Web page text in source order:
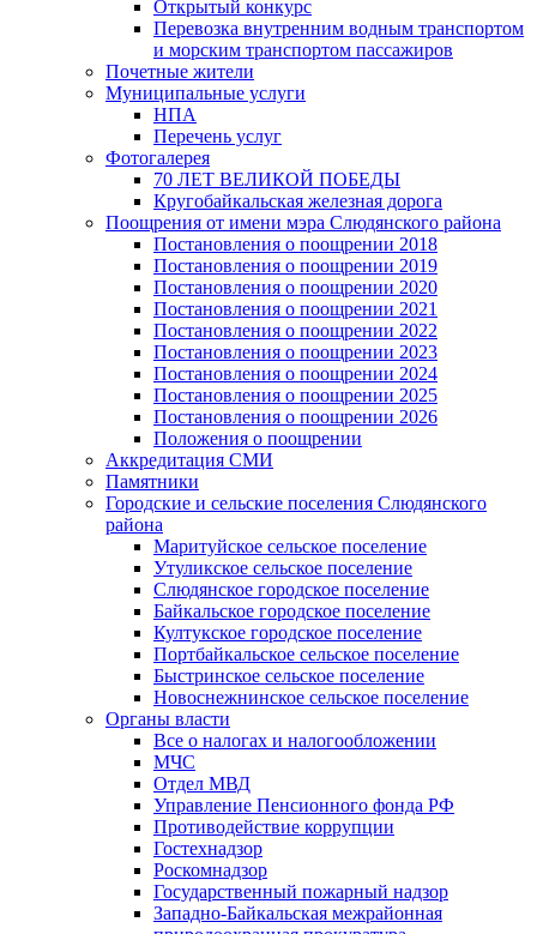
Открытый конкурс
Перевозка внутренним водным транспортом
и морским транспортом пассажиров
Почетные жители
Муниципальные услуги
НПА
Перечень услуг
Фотогалерея
70 ЛЕТ ВЕЛИКОЙ ПОБЕДЫ
Кругобайкальская железная дорога
Поощрения от имени мэра Слюдянского района
Постановления о поощрении 2018
Постановления о поощрении 2019
Постановления о поощрении 2020
Постановления о поощрении 2021
Постановления о поощрении 2022
Постановления о поощрении 2023
Постановления о поощрении 2024
Постановления о поощрении 2025
Постановления о поощрении 2026
Положения о поощрении
Аккредитация СМИ
Памятники
Городские и сельские поселения Слюдянского
района
Маритуйское сельское поселение
Утуликское сельское поселение
Слюдянское городское поселение
Байкальское городское поселение
Култукское городское поселение
Портбайкальское сельское поселение
Быстринское сельское поселение
Новоснежнинское сельское поселение
Органы власти
Все о налогах и налогообложении
МЧС
Отдел МВД
Управление Пенсионного фонда РФ
Противодействие коррупции
Гостехнадзор
Роскомнадзор
Государственный пожарный надзор
Западно-Байкальская межрайонная